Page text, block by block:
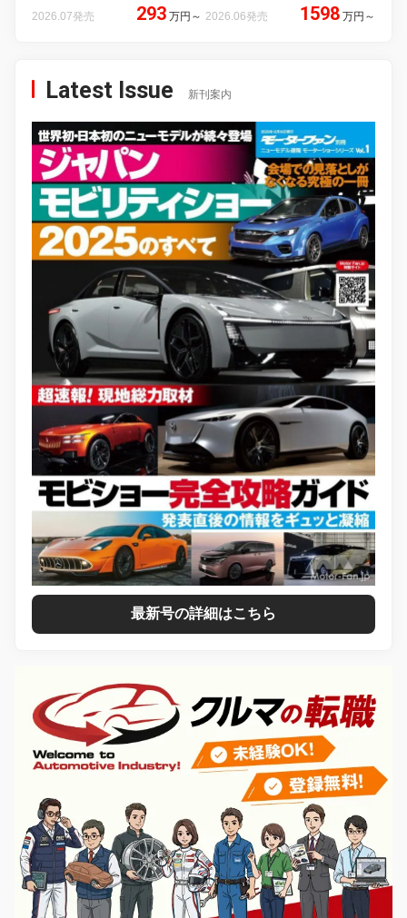
2026.07発売 293 万円 ～ 2026.06発売 1598 万円 ～
Latest Issue 新刊案内
最新号の詳細はこちら